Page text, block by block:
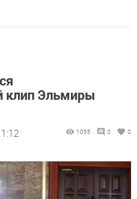
клип Эльмиры
1055 0 0